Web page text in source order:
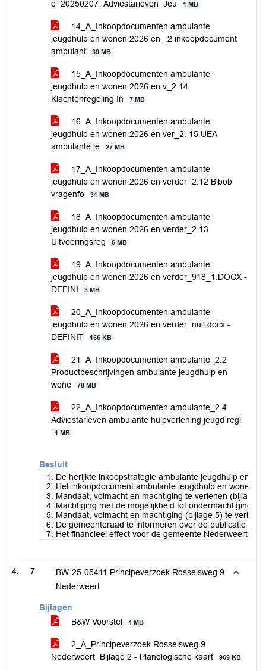
e_20250207_Adviestarieven_Jeu
1 MB
14_A_Inkoopdocumenten ambulante
jeugdhulp en wonen 2026 en _2 inkoopdocument
ambulant
39 MB
15_A_Inkoopdocumenten ambulante
jeugdhulp en wonen 2026 en v_2.14
Klachtenregeling In
7 MB
16_A_Inkoopdocumenten ambulante
jeugdhulp en wonen 2026 en ver_2. 15 UEA
ambulante je
27 MB
17_A_Inkoopdocumenten ambulante
jeugdhulp en wonen 2026 en verder_2.12 Bibob
vragenfo
31 MB
18_A_Inkoopdocumenten ambulante
jeugdhulp en wonen 2026 en verder_2.13
Uitvoeringsreg
6 MB
19_A_Inkoopdocumenten ambulante
jeugdhulp en wonen 2026 en verder_918_1.DOCX -
DEFINI
3 MB
20_A_Inkoopdocumenten ambulante
jeugdhulp en wonen 2026 en verder_null.docx -
DEFINIT
166 KB
21_A_Inkoopdocumenten ambulante_2.2
Productbeschrijvingen ambulante jeugdhulp en
wone
78 MB
22_A_Inkoopdocumenten ambulante_2.4
Adviestarieven ambulante hulpverlening jeugd regi
1 MB
Besluit
1. De herijkte inkoopstrategie ambulante jeugdhulp en
2. Het inkoopdocument ambulante jeugdhulp en wonen
3. Mandaat, volmacht en machtiging te verlenen (bijlage
4. Machtiging met de mogelijkheid tot ondermachtiging
5. Mandaat, volmacht en machtiging (bijlage 5) te
6. De gemeenteraad te informeren over de publicatie
7. Het financieel effect voor de gemeente Nederweert te
7
BW-25-05411 Principeverzoek Rosselsweg 9
Nederweert
Bijlagen
B&W Voorstel
4 MB
2_A_Principeverzoek Rosselsweg 9
Nederweert_Bijlage 2 - Planologische kaart
969 KB